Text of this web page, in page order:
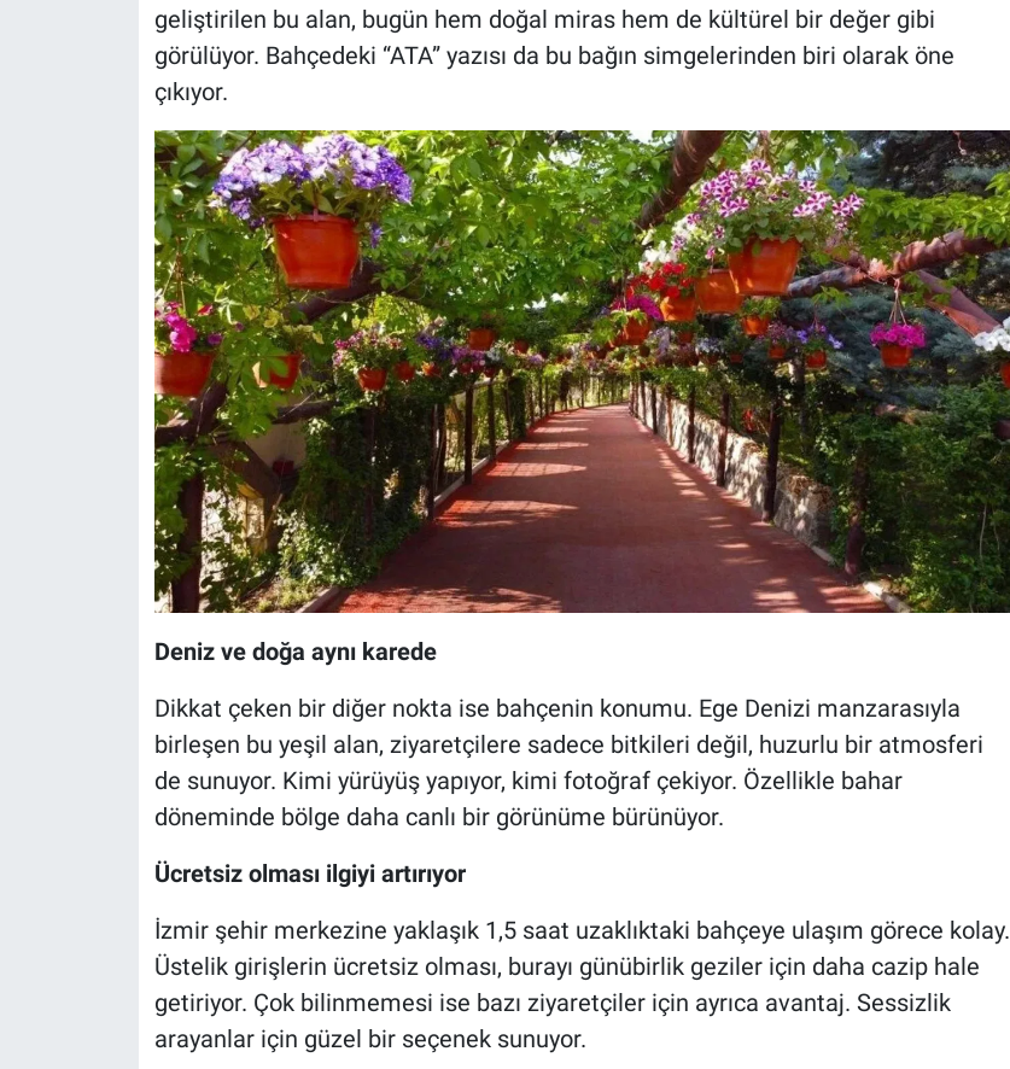
geliştirilen bu alan, bugün hem doğal miras hem de kültürel bir değer gibi
görülüyor. Bahçedeki “ATA” yazısı da bu bağın simgelerinden biri olarak öne
çıkıyor.
Deniz ve doğa aynı karede
Dikkat çeken bir diğer nokta ise bahçenin konumu. Ege Denizi manzarasıyla
birleşen bu yeşil alan, ziyaretçilere sadece bitkileri değil, huzurlu bir atmosferi
de sunuyor. Kimi yürüyüş yapıyor, kimi fotoğraf çekiyor. Özellikle bahar
döneminde bölge daha canlı bir görünüme bürünüyor.
Ücretsiz olması ilgiyi artırıyor
İzmir şehir merkezine yaklaşık 1,5 saat uzaklıktaki bahçeye ulaşım görece kolay.
Üstelik girişlerin ücretsiz olması, burayı günübirlik geziler için daha cazip hale
getiriyor. Çok bilinmemesi ise bazı ziyaretçiler için ayrıca avantaj. Sessizlik
arayanlar için güzel bir seçenek sunuyor.